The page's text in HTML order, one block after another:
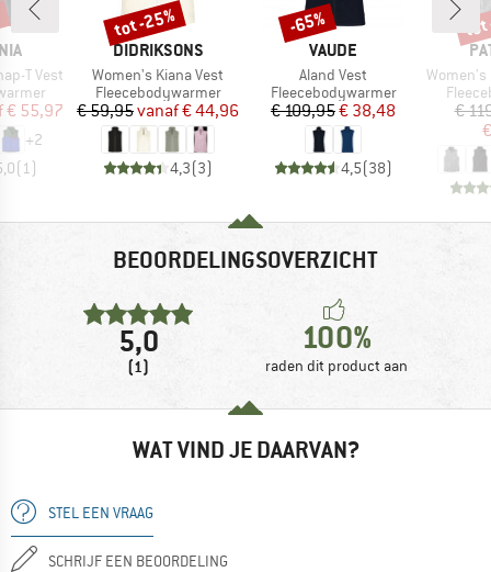
T Vest
prijs
€ 55,97
+2
(1)
MERK
DIDRIKSONS
Artikel
Women's Kiana Vest
Productgroep
Fleecebodywarmer
Prijs
€ 59,95 Verlaagde prijs
vanaf€ 44,96
4,3(3)
Korting
tot -25%
MERK
VAUDE
Artikel
Aland Vest
Productgroep
Fleecebodywarmer
Prijs
€ 109,95Verlaagde prijs
€ 38,48
4,5(38)
Korting
-65%
Artikel
Women's
€
BEOORDELINGSOVERZICHT
5,0
(1)
100%
raden dit product aan
WAT VIND JE DAARVAN?
STEL EEN VRAAG
SCHRIJF EEN BEOORDELING